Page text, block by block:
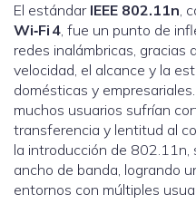
El estándar IEEE 802.11n,
Wi‑Fi 4, fue un punto de
redes inalámbricas, gracias
velocidad, el alcance y la
domésticas y
muchos usuarios sufrían
transferencia y lentitud al
la introducción de 802.11n,
ancho de banda, logrando
entornos con múltiples